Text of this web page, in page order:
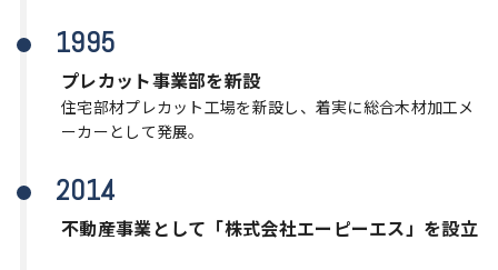
1995
プレカット事業部を新設
住宅部材プレカット工場を新設し、着実に総合木材加工メ
ーカーとして発展。
2014
不動産事業として「株式会社エーピーエス」を設立